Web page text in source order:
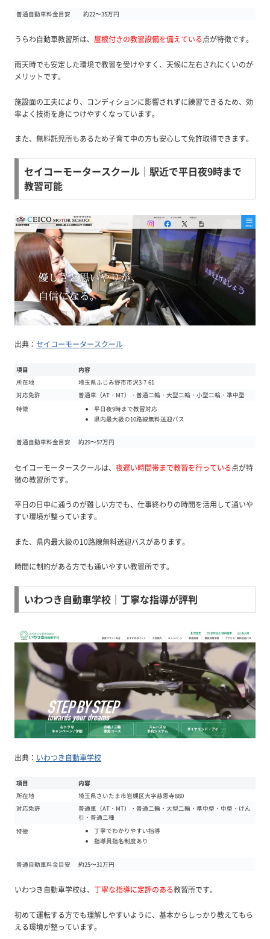
普通自動車料金目安 約22〜35万円
うらわ自動車教習所は、 屋根付きの教習設備を備えている点が特徴です。
雨天時でも安定した環境で教習を受けやすく、天候に左右されにくいのが
メリットです。
施設面の工夫により、コンディションに影響されずに練習できるため、効
率よく技術を身につけやすくなっています。
また、無料託児所もあるため子育て中の方も安心して免許取得できます。
セイコーモータースクール｜駅近で平日夜9時まで
教習可能
出典： セイコーモータースクール
項目
内容
所在地
埼玉県ふじみ野市市沢3-7-61
対応免許
普通車（AT・MT）・普通二輪・大型二輪・小型二輪・準中型
特徴
平日夜9時まで教習対応
県内最大級の10路線無料送迎バス
普通自動車料金目安 約29〜57万円
セイコーモータースクールは、 夜遅い時間帯まで教習を行っている点が特
徴の教習所です。
平日の日中に通うのが難しい方でも、仕事終わりの時間を活用して通いや
すい環境が整っています。
また、県内最大級の10路線無料送迎バスがあります。
時間に制約がある方でも通いやすい教習所です。
いわつき自動車学校｜丁寧な指導が評判
出典： いわつき自動車学校
項目
内容
所在地
埼玉県さいたま市岩槻区大字慈恩寺880
対応免許
普通車（AT・MT）・普通二輪・大型二輪・準中型・中型・けん
引・普通二種
特徴
丁寧でわかりやすい指導
指導員指名制度あり
普通自動車料金目安 約25〜31万円
いわつき自動車学校は、 丁寧な指導に定評のある教習所です。
初めて運転する方でも理解しやすいように、基本からしっかり教えてもら
える環境が整っています。